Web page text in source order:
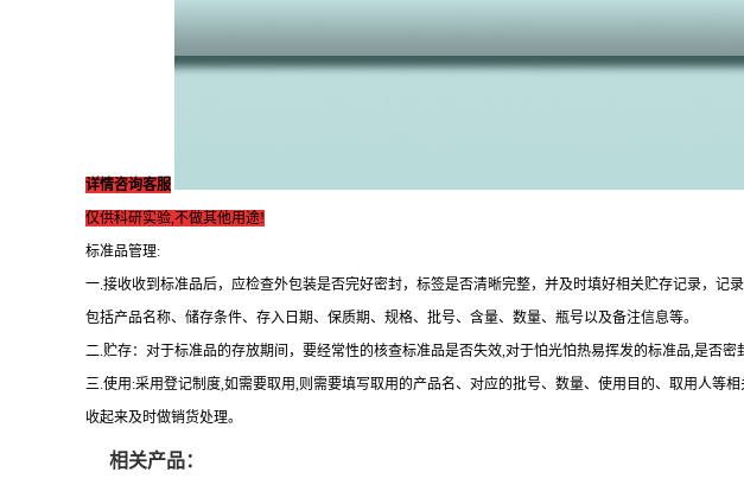
详情咨询客服
仅供科研实验,不做其他用途!
标准品管理:
一.接收收到标准品后，应检查外包装是否完好密封，标签是否清晰完整，并及时填好相关贮存记录，记
包括产品名称、储存条件、存入日期、保质期、规格、批号、含量、数量、瓶号以及备注信息等。
二.贮存：对于标准品的存放期间，要经常性的核查标准品是否失效,对于怕光怕热易挥发的标准品,是否密
三.使用:采用登记制度,如需要取用,则需要填写取用的产品名、对应的批号、数量、使用目的、取用人
收起来及时做销货处理。
相关产品：